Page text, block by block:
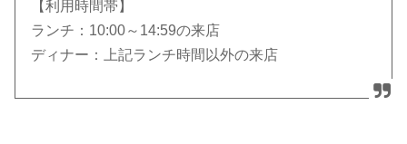
【利用時間帯】
ランチ：10:00～14:59の来店
ディナー：上記ランチ時間以外の来店